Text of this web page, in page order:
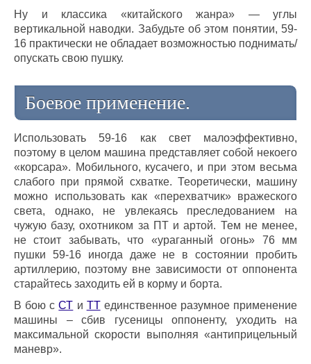
Ну и классика «китайского жанра» — углы
вертикальной наводки. Забудьте об этом понятии, 59-
16 практически не обладает возможностью поднимать/
опускать свою пушку.
Боевое применение.
Использовать 59-16 как свет малоэффективно,
поэтому в целом машина представляет собой некоего
«корсара». Мобильного, кусачего, и при этом весьма
слабого при прямой схватке. Теоретически, машину
можно использовать как «перехватчик» вражеского
света, однако, не увлекаясь преследованием на
чужую базу, охотником за ПТ и артой. Тем не менее,
не стоит забывать, что «ураганный огонь» 76 мм
пушки 59-16 иногда даже не в состоянии пробить
артиллерию, поэтому вне зависимости от оппонента
старайтесь заходить ей в корму и борта.
В бою сСТ и ТТединственное разумное применение
машины – сбив гусеницы оппоненту, уходить на
максимальной скорости выполняя «антиприцельный
маневр».